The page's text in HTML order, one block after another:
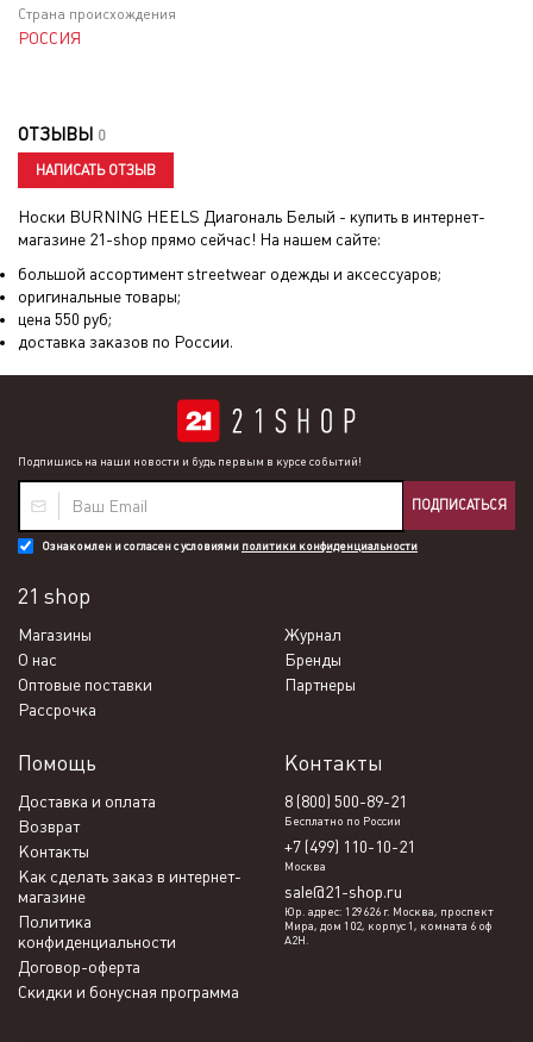
Страна происхождения
РОССИЯ
ОТЗЫВЫ 0
НАПИСАТЬ ОТЗЫВ
Носки BURNING HEELS Диагональ Белый - купить в интернет-
магазине 21-shop прямо сейчас! На нашем сайте:
большой ассортимент streetwear одежды и аксессуаров;
оригинальные товары;
цена 550 руб;
доставка заказов по России.
Подпишись на наши новости и будь первым в курсе событий!
ПОДПИСАТЬСЯ
Ознакомлен и согласен с условиями политики конфиденциальности
21 shop
Магазины
Журнал
О нас
Бренды
Оптовые поставки
Партнеры
Рассрочка
Помощь
Доставка и оплата
Возврат
Контакты
Как сделать заказ в интернет-
магазине
Политика
конфиденциальности
Договор-оферта
Скидки и бонусная программа
Контакты
8 (800) 500-89-21
Бесплатно по России
+7 (499) 110-10-21
Москва
sale@21-shop.ru
Юр. адрес: 129626 г. Москва, проспект
Мира, дом 102, корпус 1, комната 6 оф
А2Н.